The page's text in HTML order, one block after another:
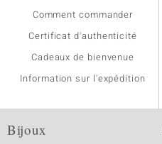
Comment commander
Certificat d'authenticité
Cadeaux de bienvenue
Information sur l'expédition
Bijoux